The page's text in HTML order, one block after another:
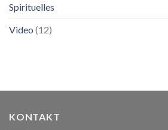
Spirituelles
Video (12)
KONTAKT